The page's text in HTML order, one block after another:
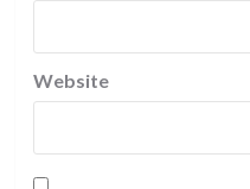
Website